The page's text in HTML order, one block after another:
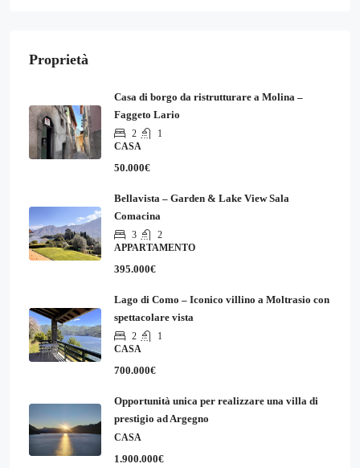
Proprietà
Casa di borgo da ristrutturare a Molina –
Faggeto Lario
2
1
CASA
50.000€
Bellavista – Garden & Lake View Sala
Comacina
3
2
APPARTAMENTO
395.000€
Lago di Como – Iconico villino a Moltrasio con
spettacolare vista
2
1
CASA
700.000€
Opportunità unica per realizzare una villa di
prestigio ad Argegno
CASA
1.900.000€